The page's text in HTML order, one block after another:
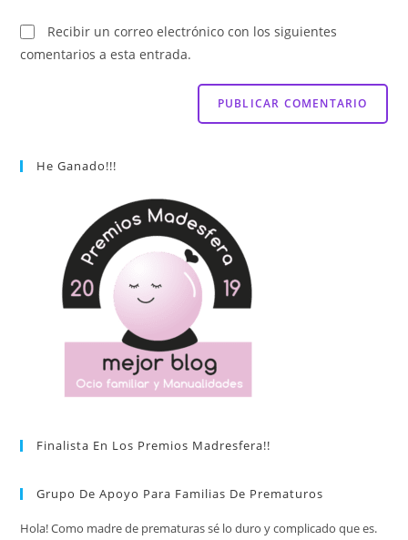
Recibir un correo electrónico con los siguientes
comentarios a esta entrada.
He Ganado!!!
Finalista En Los Premios Madresfera!!
Grupo De Apoyo Para Familias De Prematuros
Hola! Como madre de prematuras sé lo duro y complicado que es.